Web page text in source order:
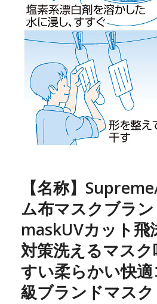
【名称】
ム布マスクブラ
maskUVカット飛
対策洗えるマス
すい柔らかい快
級ブランドマスク